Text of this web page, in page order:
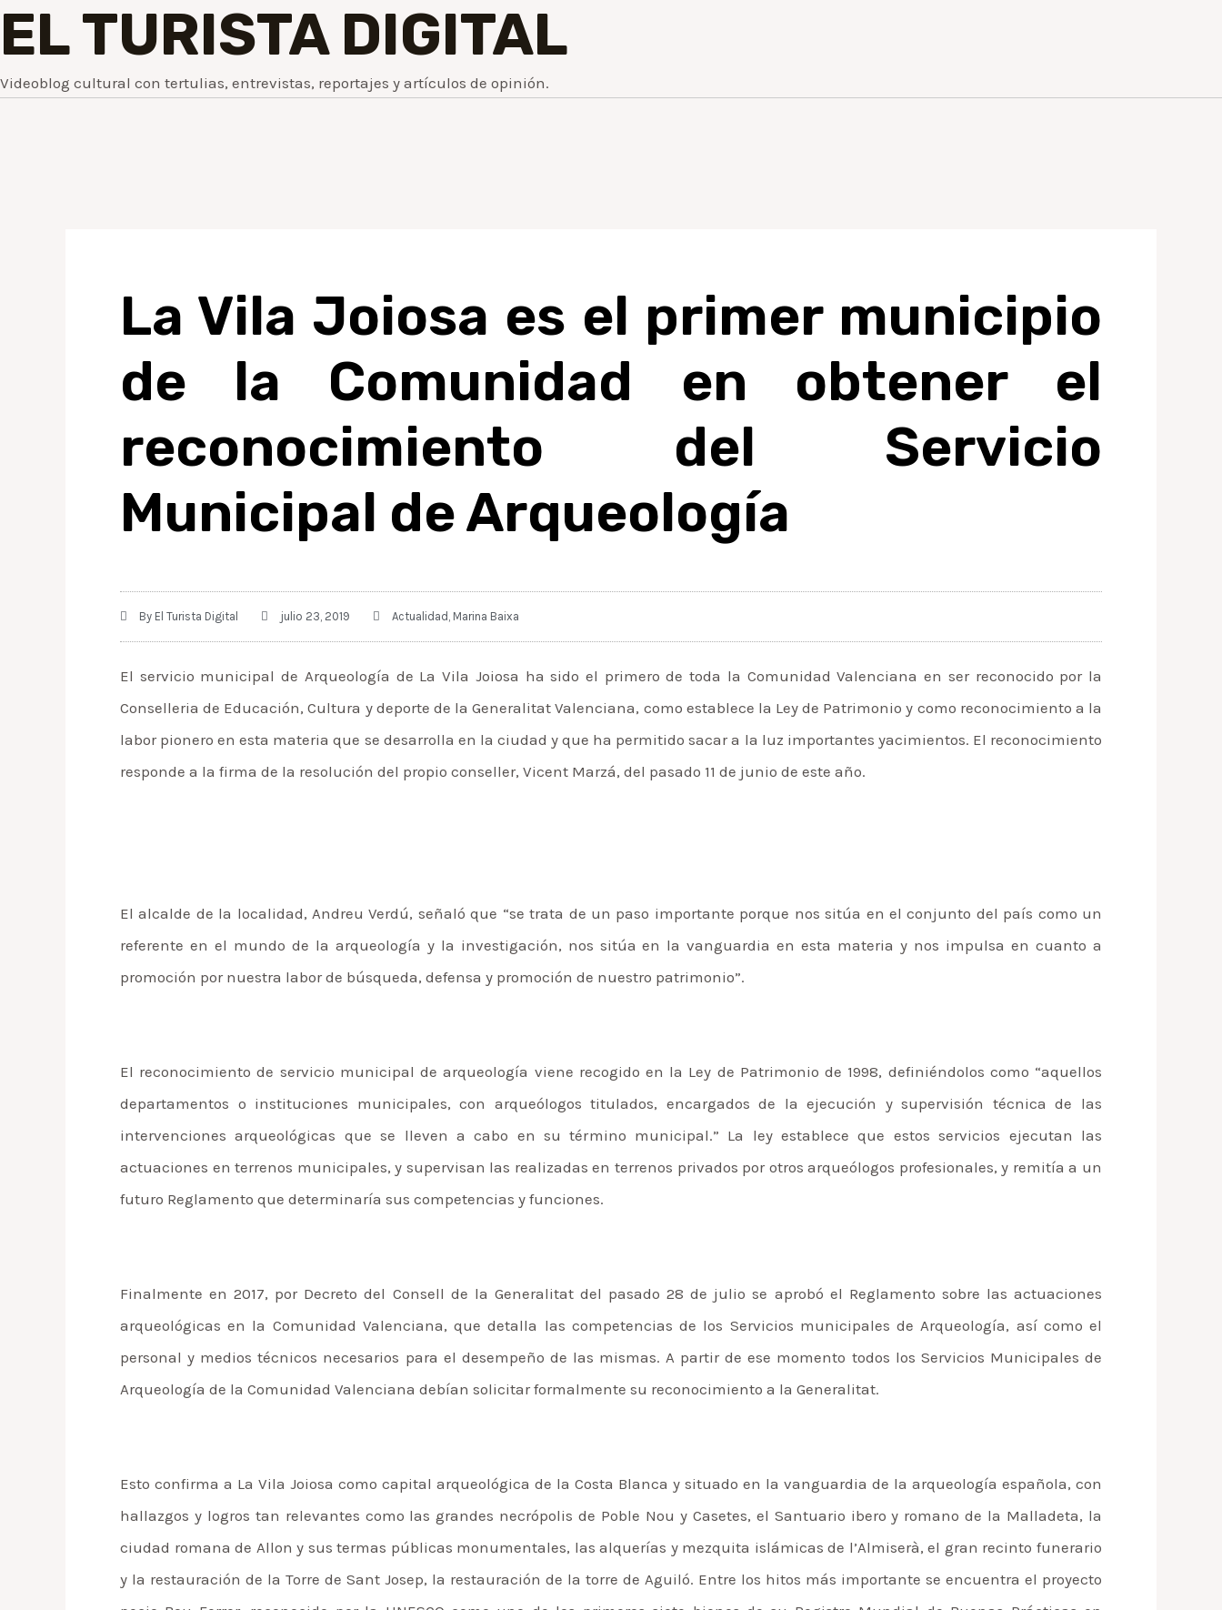
EL TURISTA DIGITAL
Videoblog cultural con tertulias, entrevistas, reportajes y artículos de opinión.
La Vila Joiosa es el primer municipio
de la Comunidad en obtener el
reconocimiento del Servicio
Municipal de Arqueología
By El Turista Digital julio 23, 2019 Actualidad Marina Baixa
El servicio municipal de Arqueología de La Vila Joiosa ha sido el primero de toda la Comunidad Valenciana en ser reconocido por la
Conselleria de Educación, Cultura y deporte de la Generalitat Valenciana, como establece la Ley de Patrimonio y como reconocimiento a la
labor pionero en esta materia que se desarrolla en la ciudad y que ha permitido sacar a la luz importantes yacimientos. El reconocimiento
responde a la firma de la resolución del propio conseller, Vicent Marzá, del pasado 11 de junio de este año.
El alcalde de la localidad, Andreu Verdú, señaló que “se trata de un paso importante porque nos sitúa en el conjunto del país como un
referente en el mundo de la arqueología y la investigación, nos sitúa en la vanguardia en esta materia y nos impulsa en cuanto a
promoción por nuestra labor de búsqueda, defensa y promoción de nuestro patrimonio”.
El reconocimiento de servicio municipal de arqueología viene recogido en la Ley de Patrimonio de 1998, definiéndolos como “aquellos
departamentos o instituciones municipales, con arqueólogos titulados, encargados de la ejecución y supervisión técnica de las
intervenciones arqueológicas que se lleven a cabo en su término municipal.” La ley establece que estos servicios ejecutan las
actuaciones en terrenos municipales, y supervisan las realizadas en terrenos privados por otros arqueólogos profesionales, y remitía a un
futuro Reglamento que determinaría sus competencias y funciones.
Finalmente en 2017, por Decreto del Consell de la Generalitat del pasado 28 de julio se aprobó el Reglamento sobre las actuaciones
arqueológicas en la Comunidad Valenciana, que detalla las competencias de los Servicios municipales de Arqueología, así como el
personal y medios técnicos necesarios para el desempeño de las mismas. A partir de ese momento todos los Servicios Municipales de
Arqueología de la Comunidad Valenciana debían solicitar formalmente su reconocimiento a la Generalitat.
Esto confirma a La Vila Joiosa como capital arqueológica de la Costa Blanca y situado en la vanguardia de la arqueología española, con
hallazgos y logros tan relevantes como las grandes necrópolis de Poble Nou y Casetes, el Santuario ibero y romano de la Malladeta, la
ciudad romana de Allon y sus termas públicas monumentales, las alquerías y mezquita islámicas de l’Almiserà, el gran recinto funerario
y la restauración de la Torre de Sant Josep, la restauración de la torre de Aguiló. Entre los hitos más importante se encuentra el proyecto